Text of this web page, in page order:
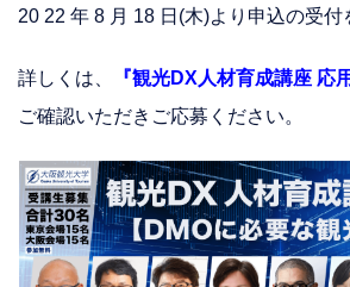
20 22 年 8 月 18 日(木)より申込の受付
詳しくは、 『観光DX人材育成講座 応
ご確認いただきご応募ください。